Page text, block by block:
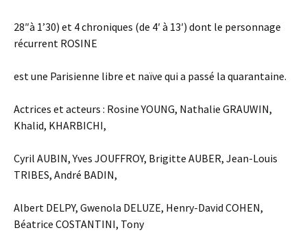
28″à 1’30) et 4 chroniques (de 4′ à 13′) dont le personnage
récurrent ROSINE
est une Parisienne libre et naïve qui a passé la quarantaine.
Actrices et acteurs : Rosine YOUNG, Nathalie GRAUWIN,
Khalid, KHARBICHI,
Cyril AUBIN, Yves JOUFFROY, Brigitte AUBER, Jean-Louis
TRIBES, André BADIN,
Albert DELPY, Gwenola DELUZE, Henry-David COHEN,
Béatrice COSTANTINI, Tony